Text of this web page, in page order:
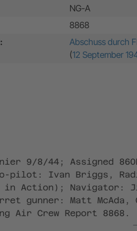
NG-A
8868
Abschuss durch
(12 September
9/8/44; Assigned
pilot: Ivan Briggs,
in Action); Navigator:
gunner: Matt
Air Crew Report 8868.